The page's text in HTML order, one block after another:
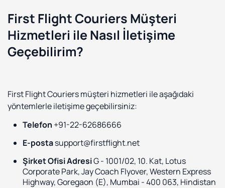
First Flight Couriers Müşteri
Hizmetleri ile Nasıl İletişime
Geçebilirim?
First Flight Couriers müşteri hizmetleri ile aşağıdaki
yöntemlerle iletişime geçebilirsiniz:
Telefon +91-22-62686666
E-postasupport@firstflight.net
Şirket Ofisi AdresiG - 1001/02, 10. Kat, Lotus
Corporate Park, Jay Coach Flyover, Western Express
Highway, Goregaon (E), Mumbai - 400 063, Hindistan